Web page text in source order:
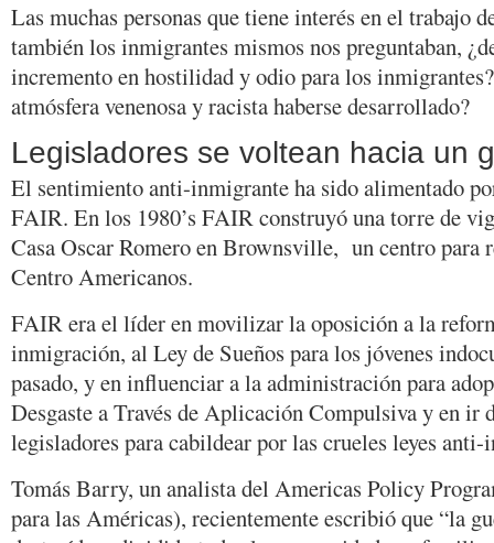
Las muchas personas que tiene interés en el trabajo
también los inmigrantes mismos nos preguntaban,
incremento en hostilidad y odio para los
atmósfera venenosa y racista haberse desarrollado?
Legisladores se voltean hacia un
El sentimiento anti-inmigrante ha sido alimentado
FAIR. En los 1980’s FAIR construyó una torre de
Casa Oscar Romero en Brownsville, un centro para
Centro Americanos.
FAIR era el líder en movilizar la oposición a la
inmigración, al Ley de Sueños para los jóvenes
pasado, y en influenciar a la administración para
Desgaste a Través de Aplicación Compulsiva y en ir
legisladores para cabildear por las crueles leyes
Tomás Barry, un analista del Americas Policy
para las Américas), recientemente escribió que “la